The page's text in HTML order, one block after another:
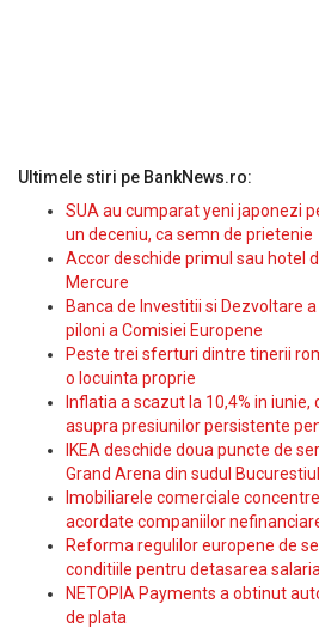
Ultimele stiri pe BankNews.ro:
SUA au cumparat yeni japonezi
un deceniu, ca semn de prietenie
Accor deschide primul sau hotel
Mercure
Banca de Investitii si Dezvoltare
piloni a Comisiei Europene
Peste trei sferturi dintre tinerii
o locuinta proprie
Inflatia a scazut la 10,4% in
asupra presiunilor persistente
IKEA deschide doua puncte de
Grand Arena din sudul
Imobiliarele comerciale
acordate companiilor
Reforma regulilor europene de
conditiile pentru detasarea
NETOPIA Payments a obtinut
de plata